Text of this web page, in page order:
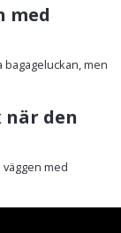
med
men
den
med